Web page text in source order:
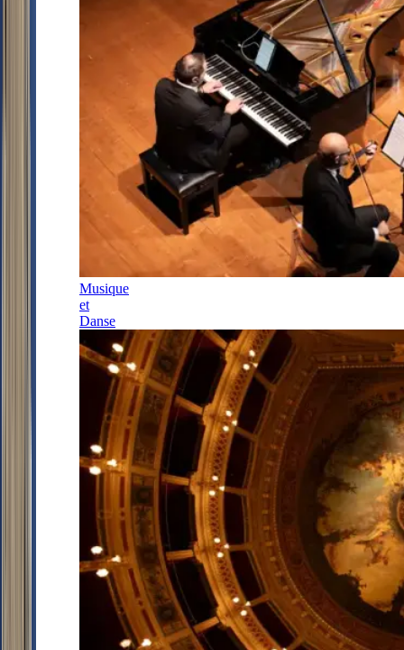
Musique
et
Danse